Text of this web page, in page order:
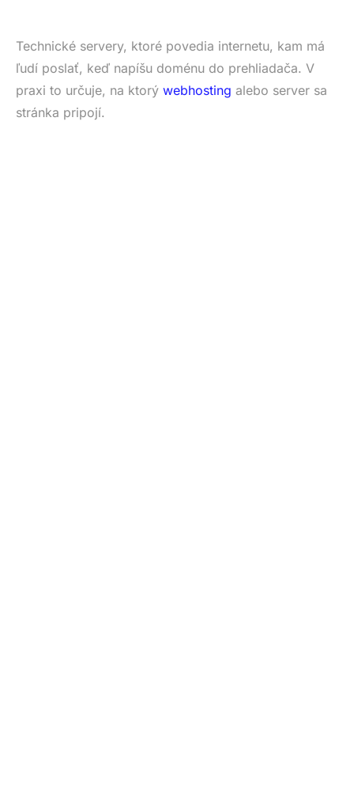
Technické servery, ktoré povedia internetu, kam má
ľudí poslať, keď napíšu doménu do prehliadača. V
praxi to určuje, na ktorý webhosting alebo server sa
stránka pripojí.